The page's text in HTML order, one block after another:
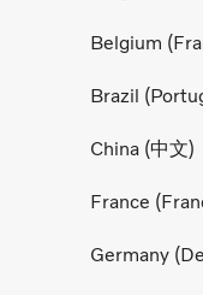
Belgium
Brazil
China (中文)
France
Germany